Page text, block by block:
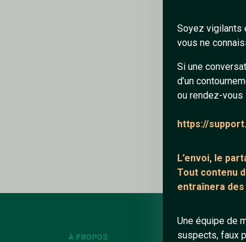
Soyez vigilants
vous ne
Si une
d’un
ou rendez-vous
https://
L’envoi, le
Tout contenu
entraînera
Une équipe de
suspects, faux
Ajouter un
À PROPOS LIENS